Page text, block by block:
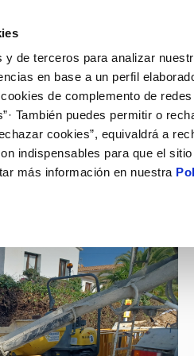
y de terceros para analizar
en base a un perfil
de complemento de
También puedes permitir o
cookies”, equivaldrá a
indispensables para que el
más información en nuestra
titular
subministrament
El Teu Servei
AL CLIENT
contacte
i afectacions
La Teva
la qualitat de l’aigua
CONDUCTA
DE GESTIÓ I CERTIFICATS